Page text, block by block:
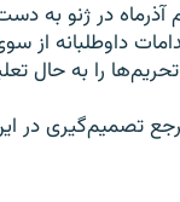
ایران و ۱+۵ روز سوم
را به حال